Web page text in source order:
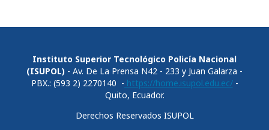
Instituto Superior Tecnológico Policía Nacional
(ISUPOL) - Av. De La Prensa N42 - 233 y Juan Galarza -
PBX.: (593 2) 2270140 - https://home.isupol.edu.ec/-
Quito, Ecuador.
Derechos Reservados ISUPOL